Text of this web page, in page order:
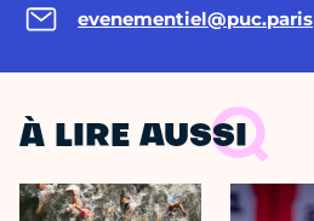
evenementiel@puc.paris
À LIRE AUSSI